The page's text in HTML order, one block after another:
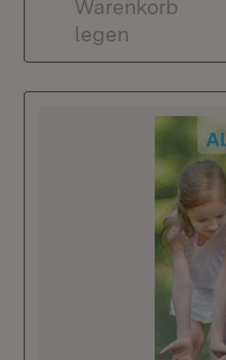
Warenkorb
legen